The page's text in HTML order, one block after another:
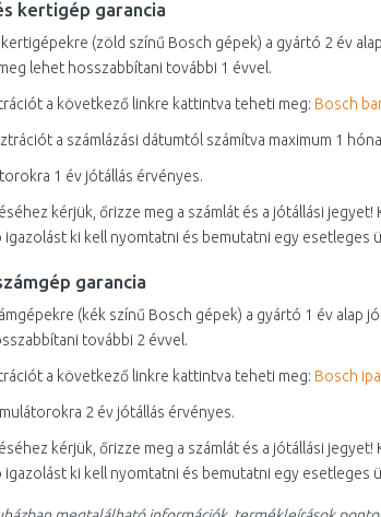
kertigép garancia
(zöld színű Bosch gépek) a gyártó 2 év
lehet hosszabbítani további 1 évvel.
a következő linkre kattintva teheti meg: Bosch
a számlázási dátumtól számítva maximum 1
1 év jótállás érvényes.
kérjük, őrizze meg a számlát és a jótállási
ki kell nyomtatni és bemutatni egy esetleges
garancia
(kék színű Bosch gépek) a gyártó 1 év alap
további 2 évvel.
a következő linkre kattintva teheti meg: Bosch
2 év jótállás érvényes.
kérjük, őrizze meg a számlát és a jótállási
ki kell nyomtatni és bemutatni egy esetleges